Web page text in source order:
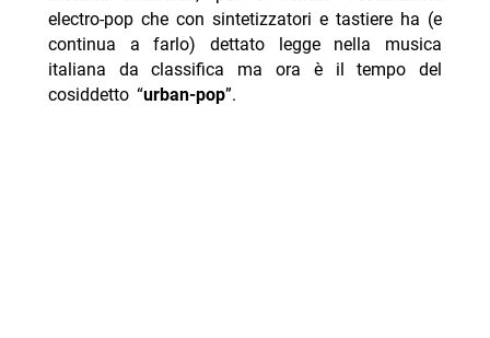
electro-pop che con sintetizzatori e tastiere ha (e
continua a farlo) dettato legge nella musica
italiana da classifica ma ora è il tempo del
cosiddetto “urban-pop”.